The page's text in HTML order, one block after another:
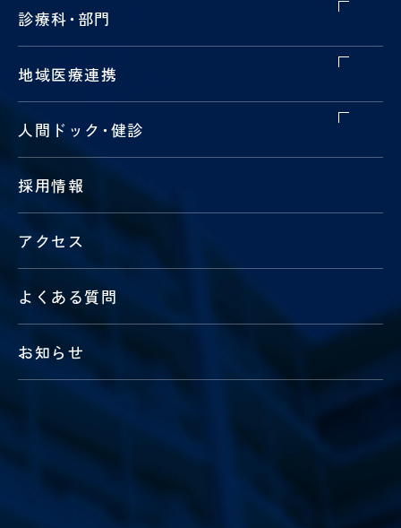
診療科・ 部門
地域医療連携
人間ドック・健診
採用情報
アクセス
よくある質問
お知らせ